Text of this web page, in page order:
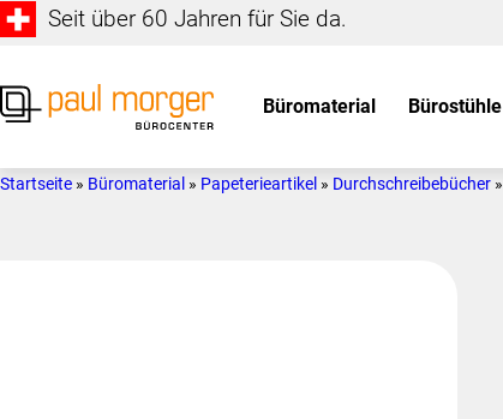
Zur
springen
Skip
main
Seit über 60 Jahren für Sie da.
Morger
individuell
Büromaterial Bürostühle
Startseite » Büromaterial » Papeterieartikel » Durchschreibebücher »